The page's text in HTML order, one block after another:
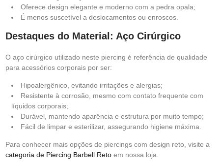
Oferece design elegante e moderno com a pedra opala;
É menos suscetível a deslocamentos ou enroscos.
Destaques do Material: Aço Cirúrgico
O aço cirúrgico utilizado neste piercing é referência de qualidade
para acessórios corporais por ser:
Hipoalergênico, evitando irritações e alergias;
Resistente à corrosão, mesmo com contato frequente com
líquidos corporais;
Durável, mantendo aparência e estrutura por muito tempo;
Fácil de limpar e esterilizar, assegurando higiene máxima.
Para conhecer mais opções de piercings com design reto, visite a
categoria de Piercing Barbell Reto em nossa loja.